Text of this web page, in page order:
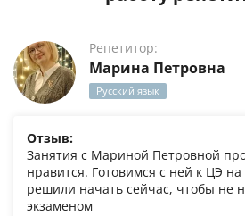
Репетитор:
Марина Петровна
Русский язык
Отзыв:
Занятия с Мариной Петровной
нравится. Готовимся с ней к ЦЭ
решили начать сейчас, чтобы не
экзаменом